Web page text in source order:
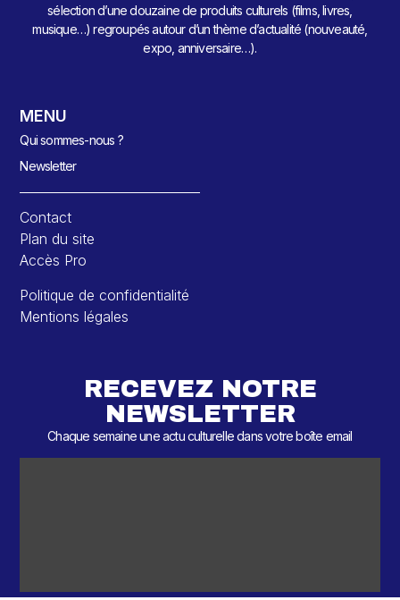
sélection d’une douzaine de produits culturels (films, livres,
musique…) regroupés autour d’un thème d’actualité (nouveauté,
expo, anniversaire…).
MENU
Qui sommes-nous ?
Newsletter
Contact
Plan du site
Accès Pro
Politique de confidentialité
Mentions légales
RECEVEZ NOTRE
NEWSLETTER
Chaque semaine une actu culturelle dans votre boîte email